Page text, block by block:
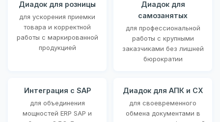
Диадок для розницы
для ускорения приемки
товара и корректной
работы с маркированной
продукцией
Диадок для
самозанятых
для профессиональной
работы с крупными
заказчиками без лишней
бюрократии
Интеграция с SAP
для объединения
мощностей ERP SAP и
Диадок для АПК и СХ
для своевременного
обмена документами в